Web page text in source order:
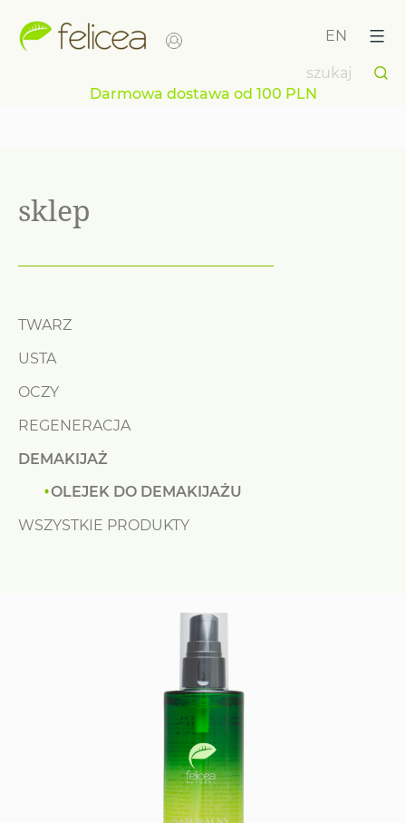
treści
EN
Darmowa dostawa od 100 PLN
sklep
TWARZ
USTA
OCZY
REGENERACJA
DEMAKIJAŻ
OLEJEK DO DEMAKIJAŻU
WSZYSTKIE PRODUKTY